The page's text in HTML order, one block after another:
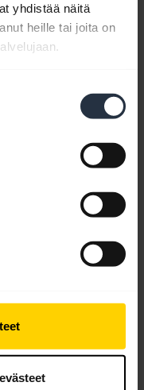
yhdistää näitä
heille tai joita on